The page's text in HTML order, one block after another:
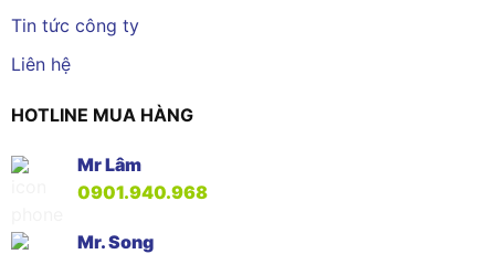
Tin tức công ty
Liên hệ
HOTLINE MUA HÀNG
Mr Lâm
0901.940.968
Mr. Song